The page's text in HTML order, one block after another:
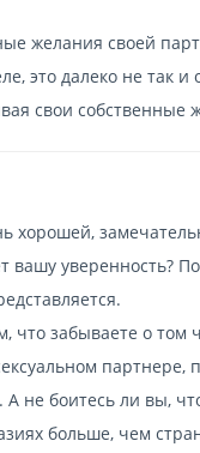
желания своей
это далеко не так и
свои собственные
хорошей,
уверенность?
забываете о том
партнере,
А не боитесь ли вы,
больше, чем